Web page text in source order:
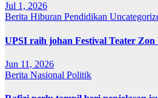
Jul 1, 2026
Berita Hiburan Pendidikan
UPSI raih johan Festival Teater Zon
Jun 11, 2026
Berita Nasional Politik